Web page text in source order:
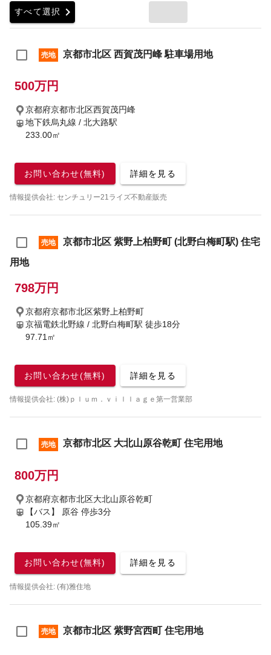
すべて選択 chevron_right
売地 京都市北区 西賀茂円峰 駐車場用地
500万円
京都府京都市北区西賀茂円峰
地下鉄烏丸線 / 北大路駅
233.00㎡
お問い合わせ(無料) 詳細を見る
情報提供会社: センチュリー21ライズ不動産販売
売地
京都市北区 紫野上柏野町 (北野白梅町駅) 住宅
用地
798万円
京都府京都市北区紫野上柏野町
京福電鉄北野線 / 北野白梅町駅 徒歩18分
97.71㎡
お問い合わせ(無料) 詳細を見る
情報提供会社: (株)ｐｌｕｍ．ｖｉｌｌａｇｅ第一営業部
売地 京都市北区 大北山原谷乾町 住宅用地
800万円
京都府京都市北区大北山原谷乾町
【バス】 原谷 停歩3分
105.39㎡
お問い合わせ(無料) 詳細を見る
情報提供会社: (有)雅住地
売地 京都市北区 紫野宮西町 住宅用地